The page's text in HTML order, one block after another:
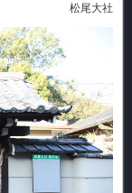
松尾大社